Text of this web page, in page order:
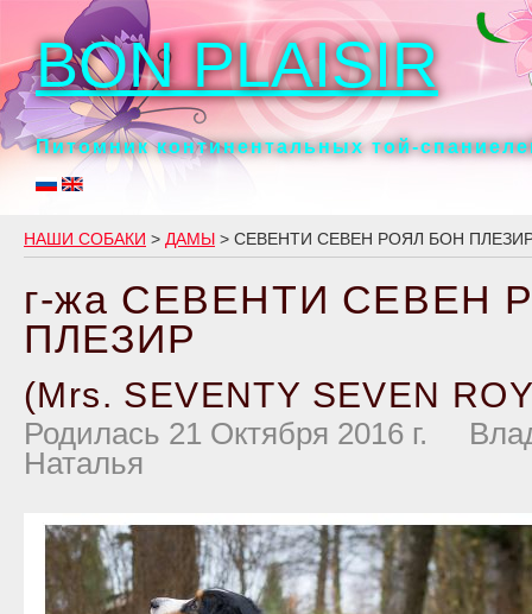
BON PLAISIR
Питомник континентальных той-
НАШИ СОБАКИ > ДАМЫ > СЕВЕНТИ СЕВЕН РОЯЛ БОН
г-жа СЕВЕНТИ СЕВЕН
ПЛЕЗИР
(Mrs. SEVENTY SEVEN
Родилась 21 Октября 2016 г.
Наталья